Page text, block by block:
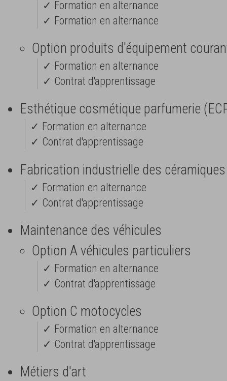
✓ Formation en alternance
✓ Formation en alternance
Option produits d'équipement
✓ Formation en alternance
✓ Contrat d'apprentissage
Esthétique cosmétique parfumerie
✓ Formation en alternance
✓ Contrat d'apprentissage
Fabrication industrielle des céramiques
✓ Formation en alternance
✓ Contrat d'apprentissage
Maintenance des véhicules
Option A véhicules particuliers
✓ Formation en alternance
✓ Contrat d'apprentissage
Option C motocycles
✓ Formation en alternance
✓ Contrat d'apprentissage
Métiers d'art